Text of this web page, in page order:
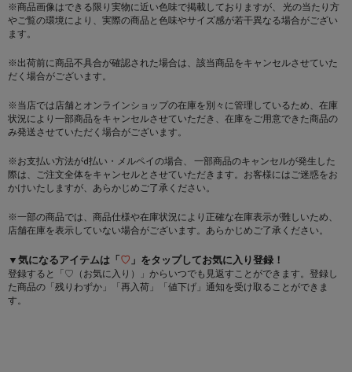
※商品画像はできる限り実物に近い色味で掲載しておりますが、 光の当たり方
やご覧の環境により、実際の商品と色味やサイズ感が若干異なる場合がござい
ます。
※出荷前に商品不具合が確認された場合は、該当商品をキャンセルさせていた
だく場合がございます。
※当店では店舗とオンラインショップの在庫を別々に管理しているため、在庫
状況により一部商品をキャンセルさせていただき、在庫をご用意できた商品の
み発送させていただく場合がございます。
※お支払い方法がd払い・メルペイの場合、 一部商品のキャンセルが発生した
際は、ご注文全体をキャンセルとさせていただきます。お客様にはご迷惑をお
かけいたしますが、あらかじめご了承ください。
※一部の商品では、商品仕様や在庫状況により正確な在庫表示が難しいため、
店舗在庫を表示していない場合がございます。あらかじめご了承ください。
▼気になるアイテムは「♡ 」をタップしてお気に入り登録！
登録すると「♡（お気に入り）」からいつでも見返すことができます。登録し
た商品の「残りわずか」「再入荷」「値下げ」通知を受け取ることができま
す。